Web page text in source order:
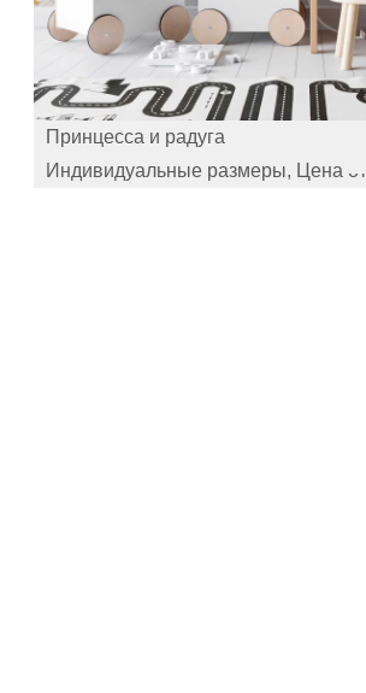
Принцесса и радуга
Индивидуальные размеры, Цена от